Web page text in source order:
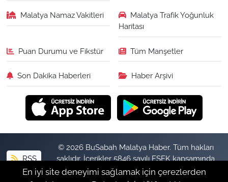
Malatya Namaz Vakitleri
Malatya Trafik Yoğunluk
Haritası
Puan Durumu ve Fikstür Tüm Manşetler
Son Dakika Haberleri Haber Arşivi
RSS
© 2026 BuSabah Malatya Haber. Tüm hakları
saklıdır. İçerikler 5846 sayılı FSEK kapsamında
izinsiz kopyalanamaz.
En iyi site deneyimi sağlamak için çerezlerden